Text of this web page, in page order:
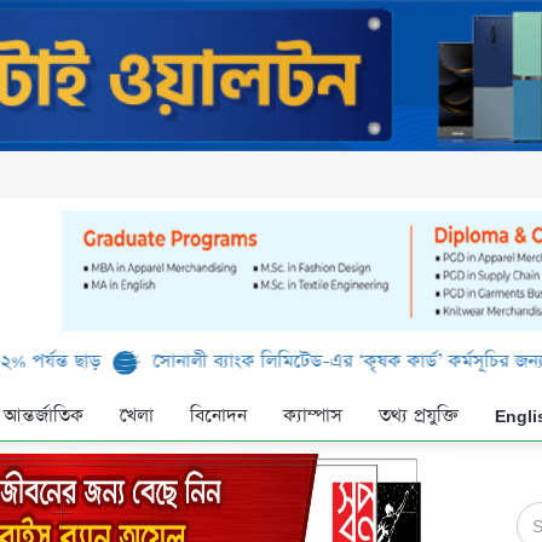
সোনালী ব্যাংক লিমিটেড-এর ‘কৃষক কার্ড’ কর্মসূচির জন্য সুরক্ষিত
আন্তর্জাতিক খেলা বিনোদন ক্যাম্পাস তথ্য প্রযুক্তি